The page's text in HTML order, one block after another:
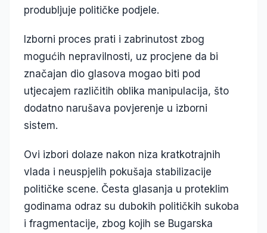
produbljuje političke podjele.
Izborni proces prati i zabrinutost zbog
mogućih nepravilnosti, uz procjene da bi
značajan dio glasova mogao biti pod
utjecajem različitih oblika manipulacija, što
dodatno narušava povjerenje u izborni
sistem.
Ovi izbori dolaze nakon niza kratkotrajnih
vlada i neuspjelih pokušaja stabilizacije
političke scene. Česta glasanja u proteklim
godinama odraz su dubokih političkih sukoba
i fragmentacije, zbog kojih se Bugarska